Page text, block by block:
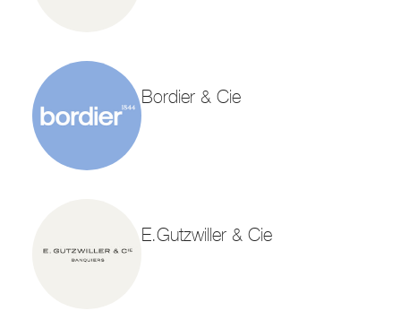
Bordier & Cie
E.Gutzwiller & Cie